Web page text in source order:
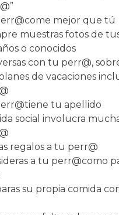
mejor que tú
muestras fotos de
o conocidos
con tu perr@,
de vacaciones
tu apellido
social involucra
regalos a tu perr@
a tu perr@como
su propia comida